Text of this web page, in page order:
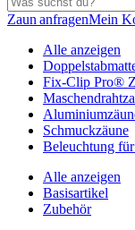
Zaun anfragenMein
Alle anzeigen
Fix-Clip Pro®
Schmuckzäune
Beleuchtung
Alle anzeigen
Basisartikel
Zubehör